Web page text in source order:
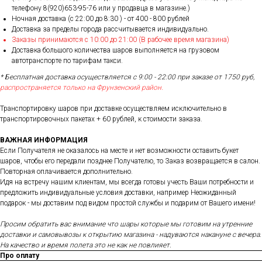
телефону 8(920)653-95-76 или у продавца в магазине.)
Ночная доставка (с 22:00 до 8:30 ) - от 400 - 800 рублей
Доставка за пределы города рассчитывается индивидуально.
Заказы принимаются с 10:00 до 21:00 (В рабочее время магазина)
Доставка большого количества шаров выполняется на грузовом
автотранспорте по тарифам такси.
* Бесплатная доставка осуществляется с 9:00 - 22:00 при заказе от 1750 руб,
распространяется только на Фрунзенский район.
Транспортировку шаров при доставке осуществляем исключительно в
транспортировочных пакетах + 60 рублей, к стоимости заказа.
ВАЖНАЯ ИНФОРМАЦИЯ
Если Получателя не оказалось на месте и нет возможности оставить букет
шаров, чтобы его передали позднее Получателю, то Заказ возвращается в салон.
Повторная оплачивается дополнительно.
Идя на встречу нашим клиентам, мы всегда готовы учесть Ваши потребности и
предложить индивидуальные условия доставки, например Неожиданный
подарок - мы доставим под видом простой службы и подарим от Вашего имени!
Просим обратить вас внимание что шары которые мы готовим на утренние
доставки и самовывозы к открытию магазина - надуваются накануне с вечера.
На качество и время полета это не как не повлияет.
Про оплату